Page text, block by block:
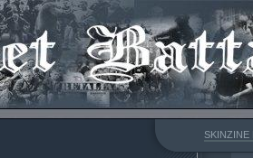
SKINZINE